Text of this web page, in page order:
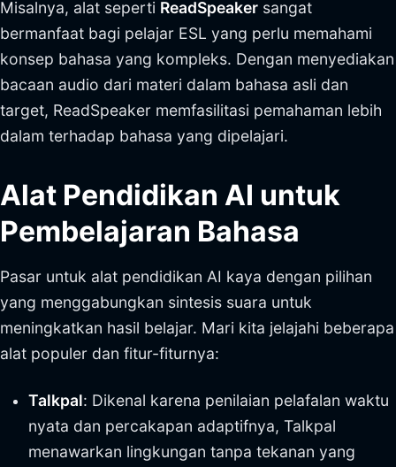
Misalnya, alat seperti ReadSpeaker sangat
bermanfaat bagi pelajar ESL yang perlu memahami
konsep bahasa yang kompleks. Dengan menyediakan
bacaan audio dari materi dalam bahasa asli dan
target, ReadSpeaker memfasilitasi pemahaman lebih
dalam terhadap bahasa yang dipelajari.
Alat Pendidikan AI untuk
Pembelajaran Bahasa
Pasar untuk alat pendidikan AI kaya dengan pilihan
yang menggabungkan sintesis suara untuk
meningkatkan hasil belajar. Mari kita jelajahi beberapa
alat populer dan fitur-fiturnya:
Talkpal: Dikenal karena penilaian pelafalan waktu
nyata dan percakapan adaptifnya, Talkpal
menawarkan lingkungan tanpa tekanan yang